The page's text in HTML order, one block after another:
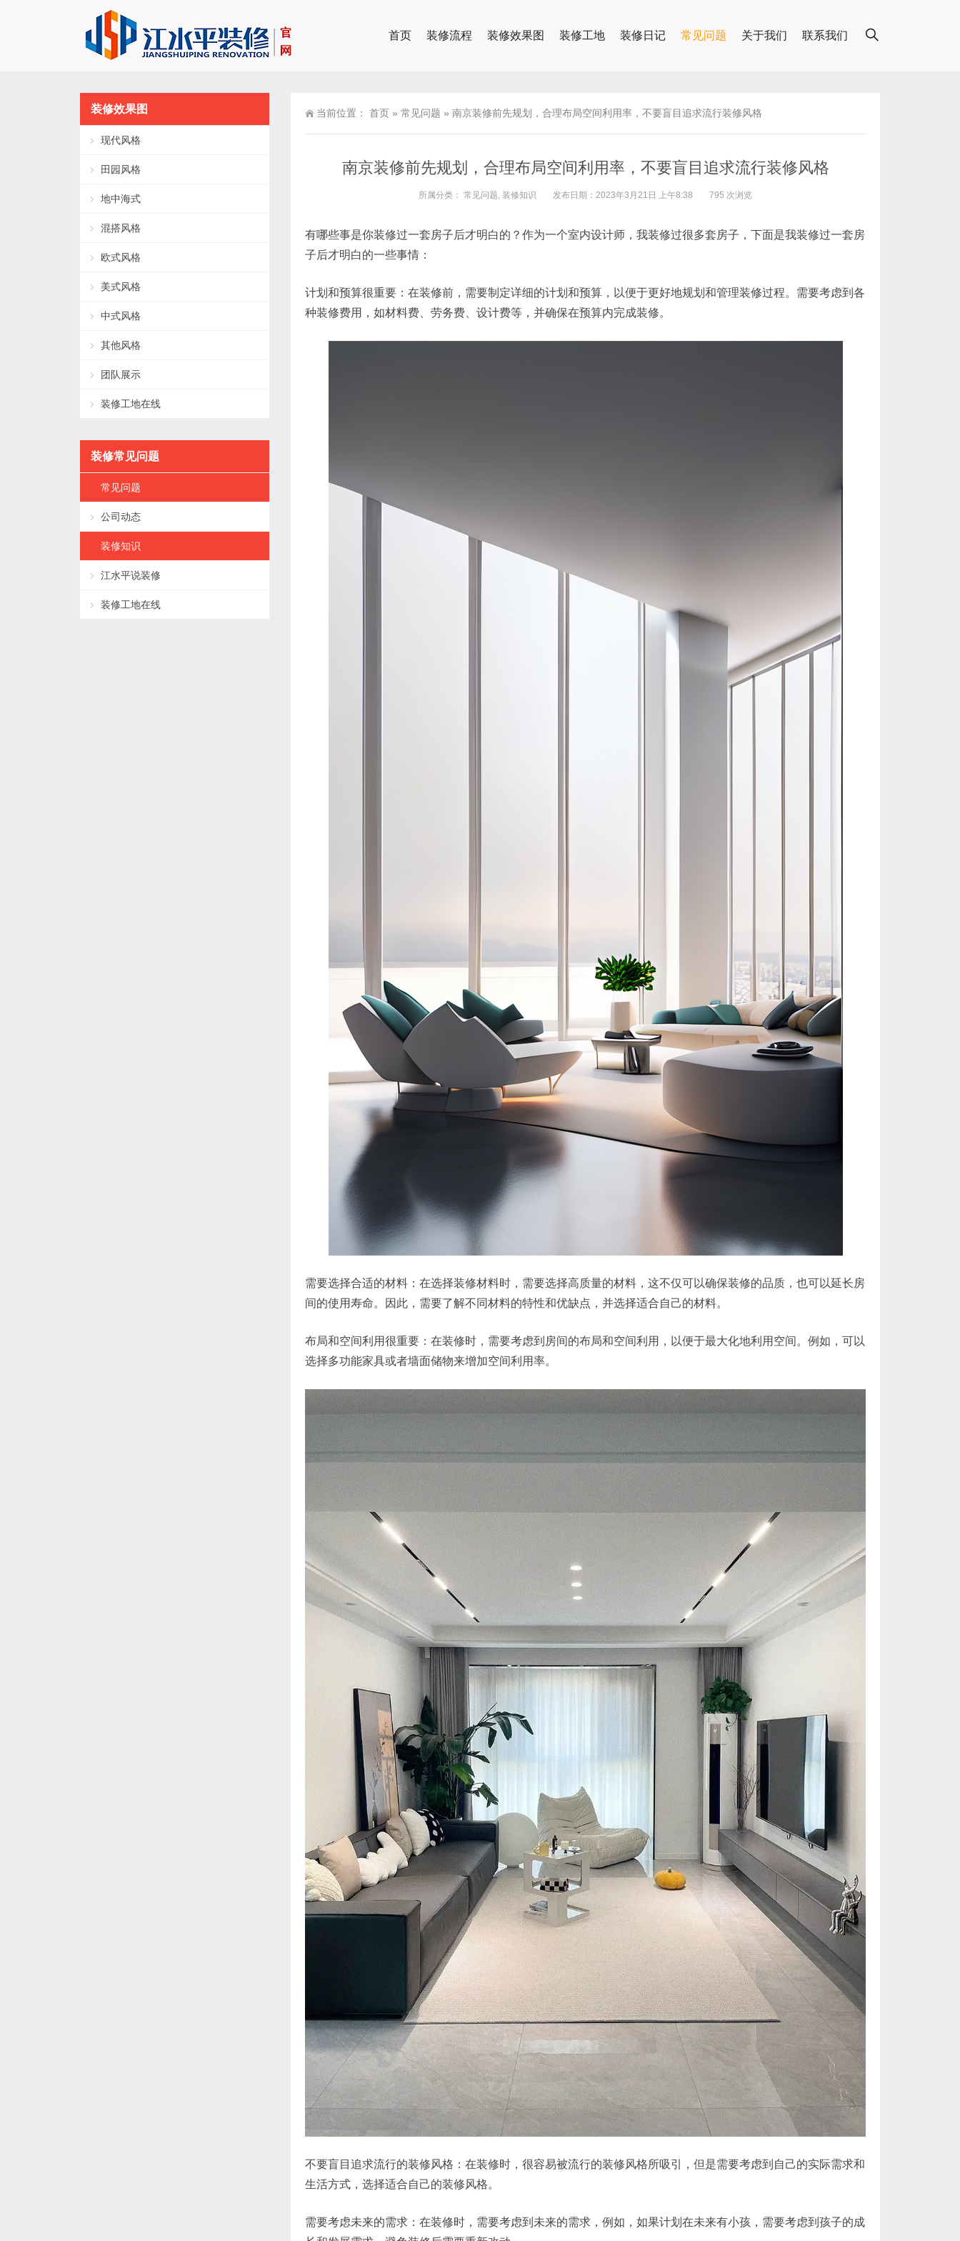
首页 装修流程 装修效果图 装修工地 装修日记 常见问题 关于我们 联系我们
当前位置： 首页 » 常见问题 » 南京装修前先规划，合理布局空间利用率，不要盲目追求流行装修风格
南京装修前先规划，合理布局空间利用率，不要盲目追求流行装修风格
所属分类： 常见问题, 装修知识 发布日期：2023年3月21日 上午8:38 795 次浏览
有哪些事是你装修过一套房子后才明白的？作为一个室内设计师，我装修过很多套房子，下面是我装修过一套房
子后才明白的一些事情：
计划和预算很重要：在装修前，需要制定详细的计划和预算，以便于更好地规划和管理装修过程。需要考虑到各
种装修费用，如材料费、劳务费、设计费等，并确保在预算内完成装修。
需要选择合适的材料：在选择装修材料时，需要选择高质量的材料，这不仅可以确保装修的品质，也可以延长房
间的使用寿命。因此，需要了解不同材料的特性和优缺点，并选择适合自己的材料。
布局和空间利用很重要：在装修时，需要考虑到房间的布局和空间利用，以便于最大化地利用空间。例如，可以
选择多功能家具或者墙面储物来增加空间利用率。
不要盲目追求流行的装修风格：在装修时，很容易被流行的装修风格所吸引，但是需要考虑到自己的实际需求和
生活方式，选择适合自己的装修风格。
需要考虑未来的需求：在装修时，需要考虑到未来的需求，例如，如果计划在未来有小孩，需要考虑到孩子的成
装修效果图
现代风格
田园风格
地中海式
混搭风格
欧式风格
美式风格
中式风格
其他风格
团队展示
装修工地在线
装修常见问题
常见问题
公司动态
装修知识
江水平说装修
装修工地在线